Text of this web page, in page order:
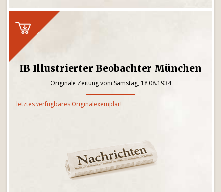
IB Illustrierter Beobachter München
Originale Zeitung vom Samstag, 18.08.1934
letztes verfügbares Originalexemplar!